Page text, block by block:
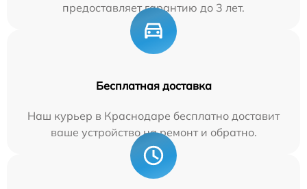
предоставляет гарантию до 3 лет.
Бесплатная доставка
Наш курьер в Краснодаре бесплатно доставит
ваше устройство на ремонт и обратно.